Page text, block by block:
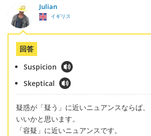
Julian
イギリス
回答
Suspicion
Skeptical
疑惑が「疑う」に近いニュアンスならば
いいかと思います。
「容疑」に近いニュアンスです。